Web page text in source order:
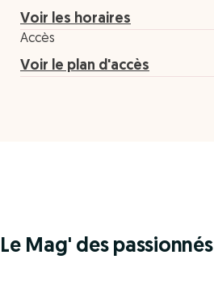
Voir les horaires
Accès
Voir le plan d'accès
Le Mag' des passionnés